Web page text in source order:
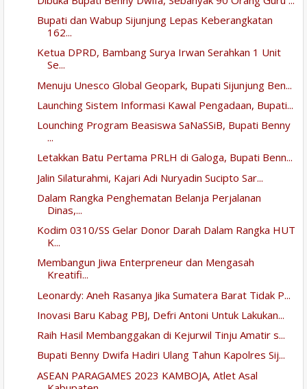
Bupati dan Wabup Sijunjung Lepas Keberangkatan
162...
Ketua DPRD, Bambang Surya Irwan Serahkan 1 Unit
Se...
Menuju Unesco Global Geopark, Bupati Sijunjung Ben...
Launching Sistem Informasi Kawal Pengadaan, Bupati...
Lounching Program Beasiswa SaNaSSiB, Bupati Benny
...
Letakkan Batu Pertama PRLH di Galoga, Bupati Benn...
Jalin Silaturahmi, Kajari Adi Nuryadin Sucipto Sar...
Dalam Rangka Penghematan Belanja Perjalanan
Dinas,...
Kodim 0310/SS Gelar Donor Darah Dalam Rangka HUT
K...
Membangun Jiwa Enterpreneur dan Mengasah
Kreatifi...
Leonardy: Aneh Rasanya Jika Sumatera Barat Tidak P...
Inovasi Baru Kabag PBJ, Defri Antoni Untuk Lakukan...
Raih Hasil Membanggakan di Kejurwil Tinju Amatir s...
Bupati Benny Dwifa Hadiri Ulang Tahun Kapolres Sij...
ASEAN PARAGAMES 2023 KAMBOJA, Atlet Asal